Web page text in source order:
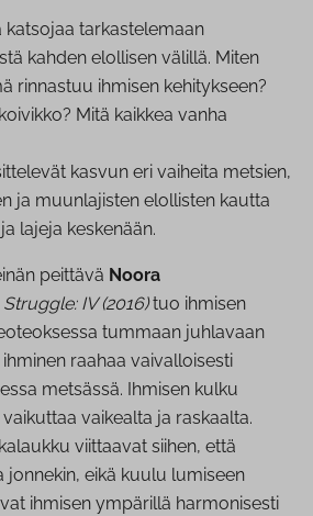
katsojaa tarkastelemaan
kahden elollisen välillä. Miten
rinnastuu ihmisen kehitykseen?
Mitä kaikkea vanha
kasvun eri vaiheita metsien,
ja muunlajisten elollisten kautta
lajeja keskenään.
peittävä Noora
Struggle: IV (2016)tuo ihmisen
tummaan juhlavaan
raahaa vaivalloisesti
metsässä. Ihmisen kulku
vaikealta ja raskaalta.
viittaavat siihen, että
jonnekin, eikä kuulu lumiseen
ihmisen ympärillä harmonisesti